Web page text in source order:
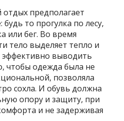
предполагает
то прогулка по лесу,
или бег. Во время
тело выделяет тепло и
эффективно выводить
чтобы одежда была не
позволяла
сохла. И обувь должна
опору и защиту, при
и не задерживая